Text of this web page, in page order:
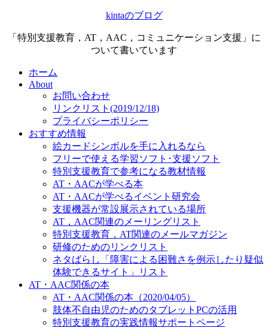
kintaのブログ
「特別支援教育，AT，AAC，コミュニケーション支援」に
ついて書いています
ホーム
About
お問い合わせ
リンクリスト(2019/12/18)
プライバシーポリシー
おすすめ情報
絵カードシンボルを手に入れるなら
フリーで使える学習ソフト･支援ソフト
特別支援教育で参考になる教材情報
AT・AACが学べる本
AT・AACが学べるイベント研究会
支援機器が常設展示されている場所
AT，AAC関連のメーリングリスト
特別支援教育，AT関連のメールマガジン
研修のためのリンクリスト
ネタばらし「障害による困難さを例示したり疑似
体験できるサイト」リスト
AT・AAC関係の本
AT・AAC関係の本（2020/04/05）
肢体不自由児のためのタブレットPCの活用
特別支援教育の実践情報サポートページ